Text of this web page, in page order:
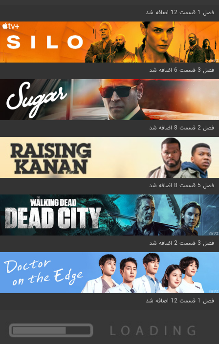
فصل 1 قسمت 12 اضافه شد
فصل 3 قسمت 6 اضافه شد
فصل 2 قسمت 8 اضافه شد
فصل 5 قسمت 8 اضافه شد
فصل 3 قسمت 2 اضافه شد
فصل 1 قسمت 12 اضافه شد